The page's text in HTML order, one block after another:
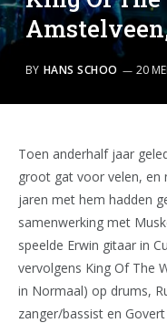
BY HANS SCHOO 20
Toen anderhalf jaar
groot gat voor velen, en
jaren met hem hadden
samenwerking met
speelde Erwin gitaar in
vervolgens King Of The
in Normaal) op drums,
zanger/bassist en